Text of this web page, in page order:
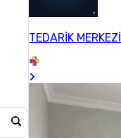
TEDARİK MERKEZİ